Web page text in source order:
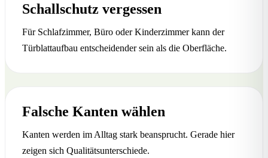
Schallschutz vergessen
Für Schlafzimmer, Büro oder Kinderzimmer kann der
Türblattaufbau entscheidender sein als die Oberfläche.
Falsche Kanten wählen
Kanten werden im Alltag stark beansprucht. Gerade hier
zeigen sich Qualitätsunterschiede.